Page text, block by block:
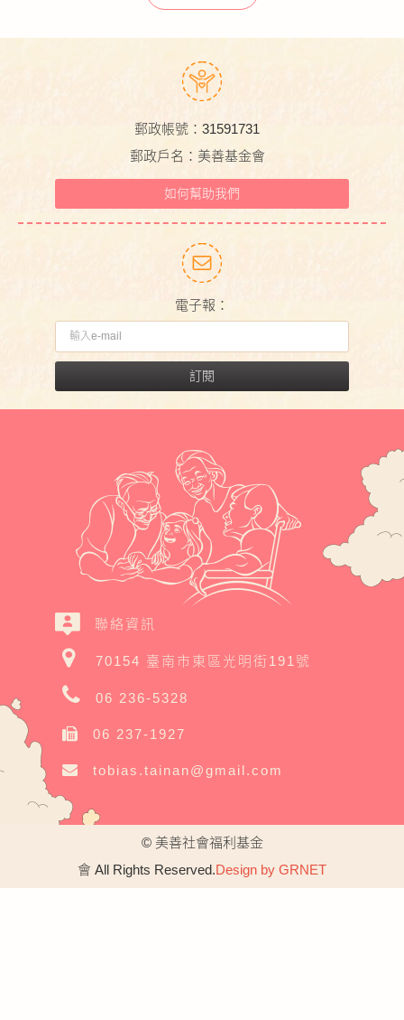
郵政帳號：31591731
郵政戶名：美善基金會
如何幫助我們
電子報：
訂閱
聯絡資訊
70154 臺南市東區光明街191號
06 236-5328
06 237-1927
tobias.tainan@gmail.com
© 美善社會福利基金
會 All Rights Reserved.Design by GRNET